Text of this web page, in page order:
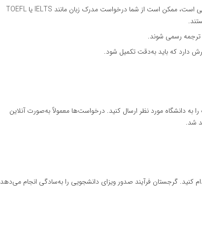
: اگر برنامه تحصیلی شما به زبان انگلیسی است، ممکن است از شما درخواست مدرک زبان مانند IELTS یا TOEFL
ترجمه رسمی شوند.
دارد که باید به‌دقت تکمیل شود.
دانشگاه مورد نظر ارسال کنید. درخواست‌ها معمولاً به‌صورت آنلاین
شد.
کنید. گرجستان فرآیند صدور ویزای دانشجویی را به‌سادگی انجام می‌دهد